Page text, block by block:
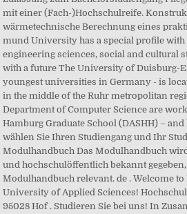
mit einer (Fach-)Hochschulreife.
wärmetechnische Berechnung eines
mund University has a special profile with
engineering sciences, social and cultural
with a future The University of Duisburg-
youngest universities in Germany - is
in the middle of the Ruhr metropolitan
Department of Computer Science are
Hamburg Graduate School (DASHH) –
wählen Sie Ihren Studiengang und Ihr
Modulhandbuch Das Modulhandbuch
und hochschulöffentlich bekannt
Modulhandbuch relevant. de . Welcome
University of Applied Sciences!
95028 Hof . Studieren Sie bei uns! In